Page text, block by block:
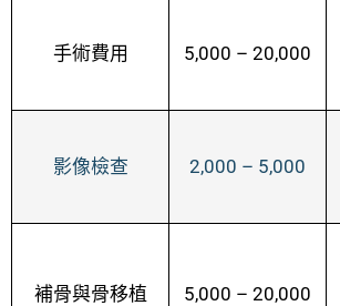
手術費用 5,000 – 20,000
影像檢查 2,000 – 5,000
補骨與骨移植 5,000 – 20,000